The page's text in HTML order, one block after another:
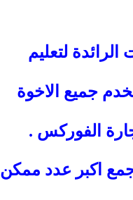
لتعليم
جميع الاخوة
الفوركس .
جمع اكبر عدد ممكن